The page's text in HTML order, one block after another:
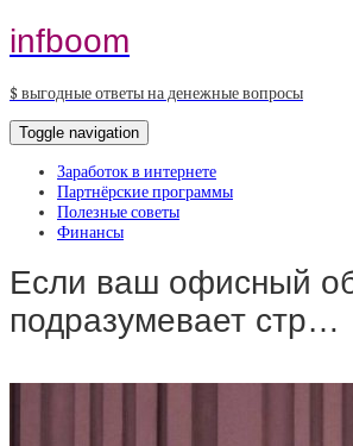
infboom
$ выгодные ответы на денежные вопросы
Toggle navigation
Заработок в интернете
Партнёрские программы
Полезные советы
Финансы
Если ваш офисный
подразумевает стр…